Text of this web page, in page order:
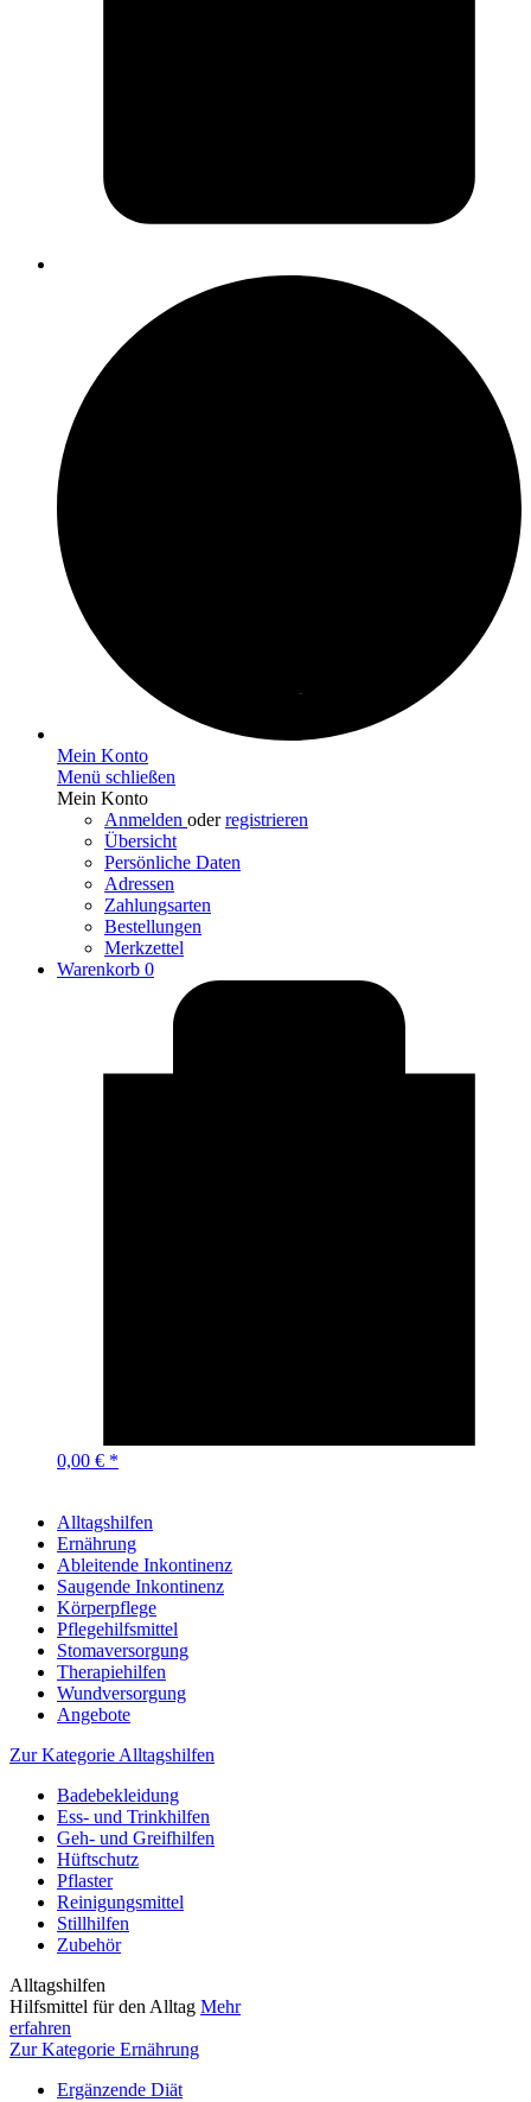
Mein Konto
Menü schließen
Mein Konto
Anmelden oderregistrieren
Übersicht
Persönliche Daten
Adressen
Zahlungsarten
Bestellungen
Merkzettel
Warenkorb 0
0,00 € *
Alltagshilfen
Ernährung
Ableitende Inkontinenz
Saugende Inkontinenz
Körperpflege
Pflegehilfsmittel
Stomaversorgung
Therapiehilfen
Wundversorgung
Angebote
Zur Kategorie Alltagshilfen
Badebekleidung
Ess- und Trinkhilfen
Geh- und Greifhilfen
Hüftschutz
Pflaster
Reinigungsmittel
Stillhilfen
Zubehör
Alltagshilfen
Hilfsmittel für den Alltag Mehr
erfahren
Zur Kategorie Ernährung
Ergänzende Diät